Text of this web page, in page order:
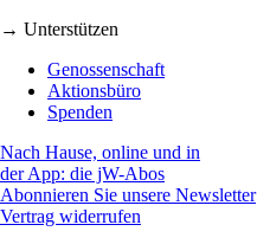
→ Unterstützen
Genossenschaft
Aktionsbüro
Spenden
Nach Hause, online und in
der App: die jW-Abos
Abonnieren Sie unsere Newsletter
Vertrag widerrufen